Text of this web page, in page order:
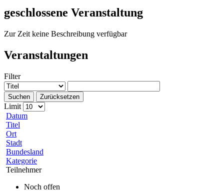
geschlossene Veranstaltung
Zur Zeit keine Beschreibung verfügbar
Veranstaltungen
Filter
Suchen Zurücksetzen
Limit
Datum
Titel
Ort
Stadt
Bundesland
Kategorie
Teilnehmer
Noch offen